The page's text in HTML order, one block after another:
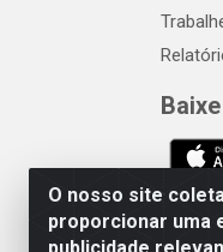
O nosso site
proporcionar uma